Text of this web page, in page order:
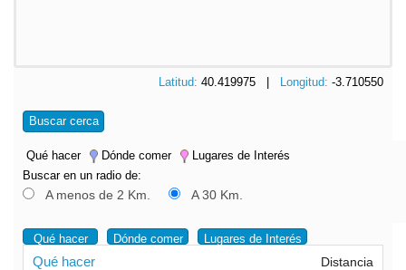
Latitud: 40.419975 | Longitud: -3.710550
Buscar cerca
Qué hacer Dónde comer
Lugares de Interés
Buscar en un radio de:
A menos de 2 Km. A 30 Km.
Qué hacer Dónde comer Lugares de Interés
Qué hacer Distancia